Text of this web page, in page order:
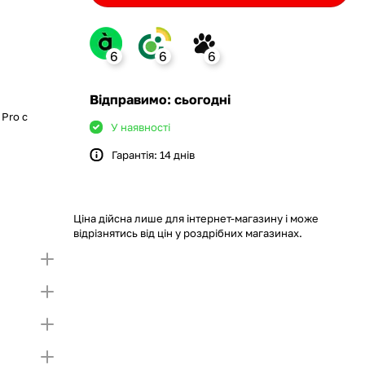
с
6 6
частини платежу та Першого
6
першої частини платежу та Першого
Відправимо: сьогодні
У наявності
Гарантія: 14 днів
Ціна дійсна лише для інтернет-магазину і може
відрізнятись від цін у роздрібних магазинах.